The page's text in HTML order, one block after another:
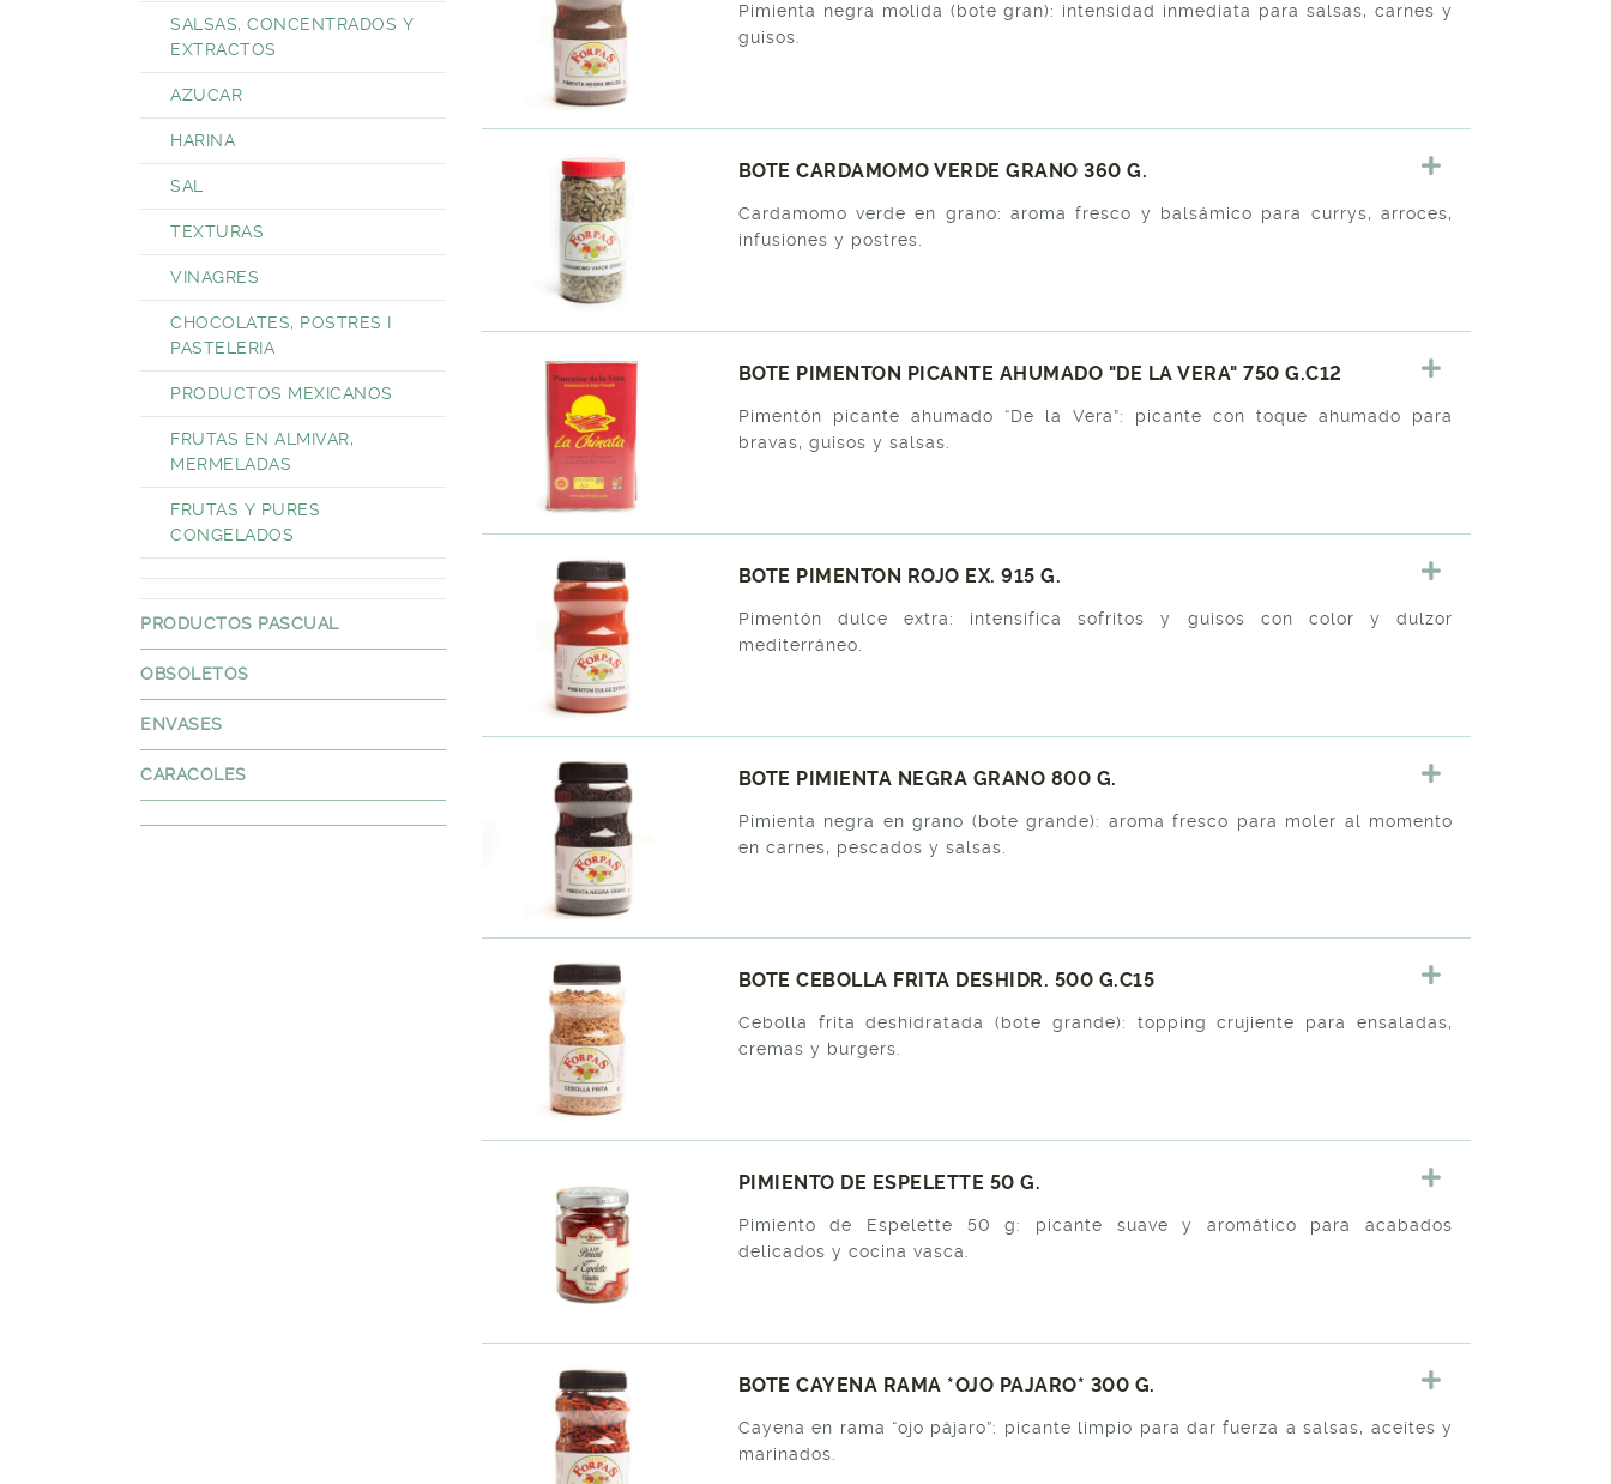
SALSAS, CONCENTRADOS Y
EXTRACTOS
AZUCAR
HARINA
SAL
TEXTURAS
VINAGRES
CHOCOLATES, POSTRES I
PASTELERIA
PRODUCTOS MEXICANOS
FRUTAS EN ALMIVAR,
MERMELADAS
FRUTAS Y PURES
CONGELADOS
PRODUCTOS PASCUAL
OBSOLETOS
ENVASES
CARACOLES
Pimienta negra molida (bote gran): intensidad inmediata para salsas, carnes y
guisos.
BOTE CARDAMOMO VERDE GRANO 360 G.
Cardamomo verde en grano: aroma fresco y balsámico para currys, arroces,
infusiones y postres.
BOTE PIMENTON PICANTE AHUMADO "DE LA VERA" 750 G.C12
Pimentón picante ahumado “De la Vera”: picante con toque ahumado para
bravas, guisos y salsas.
BOTE PIMENTON ROJO EX. 915 G.
Pimentón dulce extra: intensifica sofritos y guisos con color y dulzor
mediterráneo.
BOTE PIMIENTA NEGRA GRANO 800 G.
Pimienta negra en grano (bote grande): aroma fresco para moler al momento
en carnes, pescados y salsas.
BOTE CEBOLLA FRITA DESHIDR. 500 G.C15
Cebolla frita deshidratada (bote grande): topping crujiente para ensaladas,
cremas y burgers.
PIMIENTO DE ESPELETTE 50 G.
Pimiento de Espelette 50 g: picante suave y aromático para acabados
delicados y cocina vasca.
BOTE CAYENA RAMA *OJO PAJARO* 300 G.
Cayena en rama “ojo pájaro”: picante limpio para dar fuerza a salsas, aceites y
marinados.